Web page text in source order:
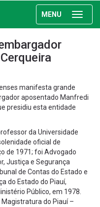
MENU
manifesta grande
aposentado Manfredi
presidiu esta entidade
da Universidade
oficial de
de 1971; foi Advogado
Justiça e Segurança
de Contas do Estado e
do Estado do Piauí,
Público, em 1978.
do Piauí –